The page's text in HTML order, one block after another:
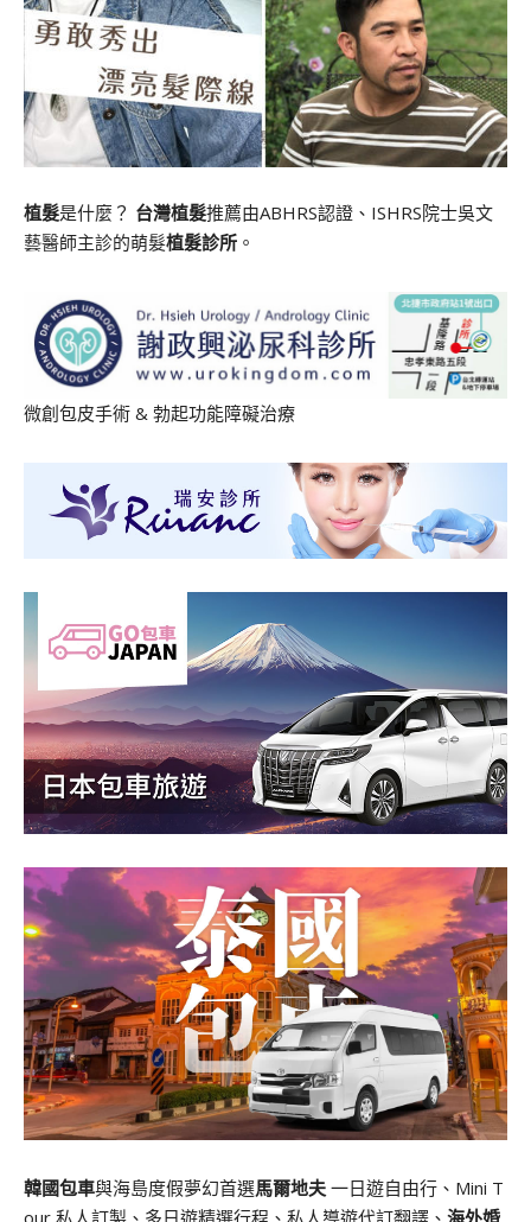
植髮是什麼？ 台灣植髮推薦由ABHRS認證、ISHRS院士吳文
藝醫師主診的萌髮植髮診所 。
微創包皮手術 & 勃起功能障礙治療
韓國包車與海島度假夢幻首選馬爾地夫 一日遊自由行、Mini T
our 私人訂製、多日遊精選行程、私人導遊代訂翻譯、 海外婚